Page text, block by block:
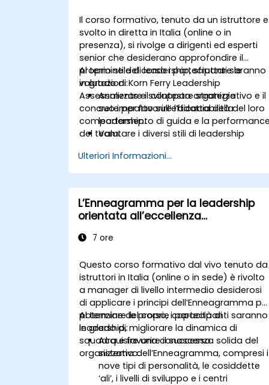
Il corso formativo, tenuto da un istruttore e
svolto in diretta in Italia (online o in
presenza), si rivolge a dirigenti ed esperti
senior che desiderano approfondire il
proprio stile di leadership, sfruttare le
valutazioni Korn Ferry Leadership
Assessments e sviluppare strategie
concrete per favorire l’adattabilità del loro
comportamento di guida e la performance
del team.
Al termine del corso i partecipanti saranno
in grado di:
Analizzare il contesto organizzativo e il
suo impatto sull’efficacia della
leadership.
Valutare i diversi stili di leadership
Determinare in che modo gli approcci
gestionali influenzano l’impegno, la
Sfruttare i feedback delle valutazioni di
leadership per individuare punti di forza
ed aree su cui lavorare.
esaminare i comportamenti di
leadership e il loro impatto diretto
sull’ambiente di lavoro.
Elaborare strategie praticabili volte ad
aumentare l’adattabilità del leader e la
performance del gruppo.
Ulteriori Informazioni...
L’Enneagramma per la leadership
orientata all’eccellenza
7 ore
Questo corso formativo dal vivo tenuto da
istruttori in Italia (online o in sede) è rivolto
a manager di livello intermedio desiderosi
di applicare i principi dell’Enneagramma per
potenziare le proprie capacità di
leadership, migliorare la dinamica di
squadra e favorire il successo
organizzativo.
Al termine del corso, i partecipanti saranno
in grado di:
Acquisire una conoscenza solida del
sistema dell’Enneagramma, compresi i
nove tipi di personalità, le cosiddette
‘ali’, i livelli di sviluppo e i centri